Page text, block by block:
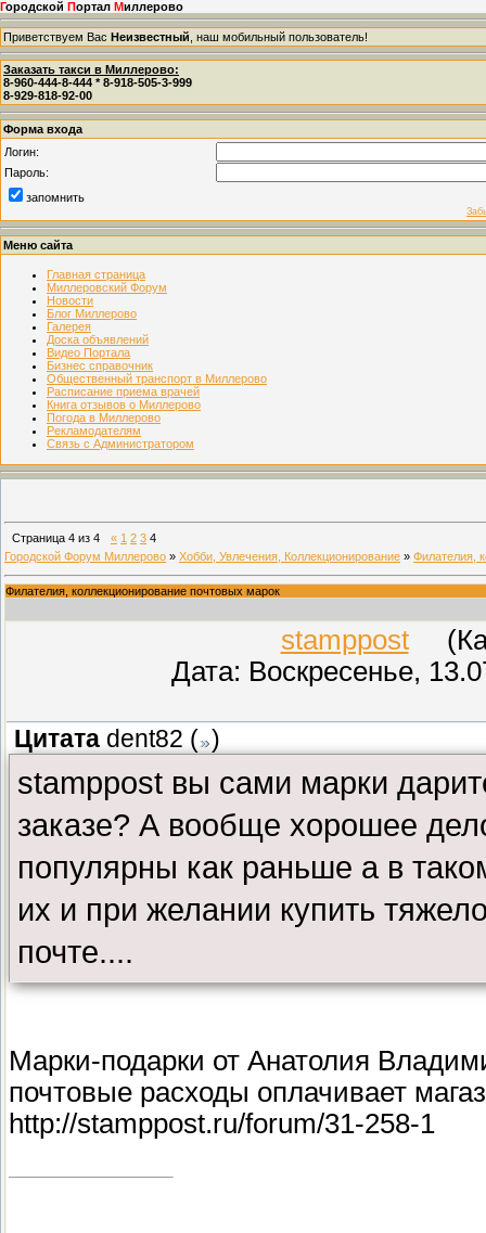
Городской Портал Миллерово
Приветствуем Вас Неизвестный , наш мобильный пользователь!
Заказать такси в Миллерово:
8-960-444-8-444 * 8-918-505-3-999
8-929-818-92-00
Форма входа
Логин:
Пароль:
запомнить
Меню сайта
Главная страница
Миллеровский Форум
Новости
Блог Миллерово
Галерея
Доска объявлений
Видео Портала
Бизнес справочник
Общественный транспорт в Миллерово
Расписание приема врачей
Книга отзывов о Миллерово
Погода в Миллерово
Рекламодателям
Связь с Администратором
Страница 4 из 4 « 1 2 3 4
Городской Форум Миллерово » Хобби, Увлечения, Коллекционирование » Филателия,
Филателия, коллекционирование почтовых марок
stamppost
Дата: Воскресенье,
Цитата dent82 ( )
stamppost вы сами марки
заказе? А вообще хорошее
популярны как раньше а в
их и при желании купить
почте....
Марки-подарки от Анатолия
почтовые расходы оплачивает
http://stamppost.ru/forum/31-258-1